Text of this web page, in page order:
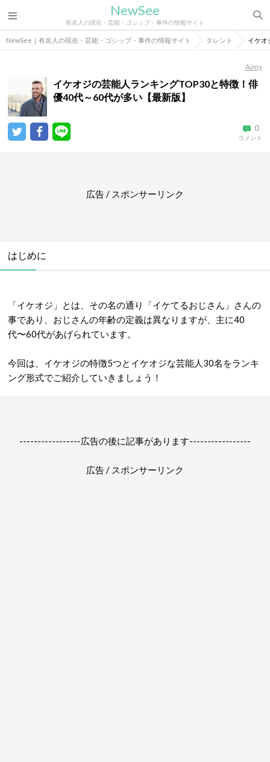
NewSee
有名人の現在・芸能・ゴシップ・事件の情報サイト
NewSee｜有名人の現在・芸能・ゴシップ・事件の情報サイト タレント イケオ
Aimy
イケオジの芸能人ランキングTOP30と特徴！俳
優40代～60代が多い【最新版】
0
コメント
広告 / スポンサーリンク
はじめに
「イケオジ」とは、その名の通り「イケてるおじさん」さんの
事であり、おじさんの年齢の定義は異なりますが、主に40
代〜60代があげられています。
今回は、イケオジの特徴5つとイケオジな芸能人30名をランキ
ング形式でご紹介していきましょう！
-----------------広告の後に記事があります-----------------
広告 / スポンサーリンク